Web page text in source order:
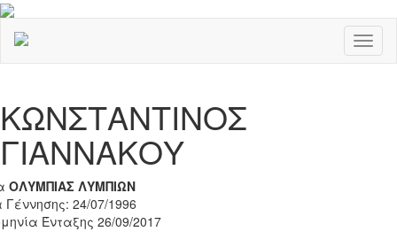
ΚΩΝΣΤΑΝΤΙΝΟΣ
ΓΙΑΝΝΑΚΟΥ
ΟΛΥΜΠΙΑΣ ΛΥΜΠΙΩΝ
Γέννησης: 24/07/1996
Ένταξης 26/09/2017